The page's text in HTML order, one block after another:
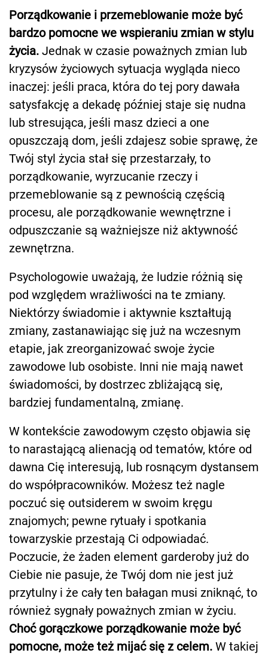
Porządkowanie i przemeblowanie może być
bardzo pomocne we wspieraniu zmian w stylu
życia. Jednak w czasie poważnych zmian lub
kryzysów życiowych sytuacja wygląda nieco
inaczej: jeśli praca, która do tej pory dawała
satysfakcję a dekadę później staje się nudna
lub stresująca, jeśli masz dzieci a one
opuszczają dom, jeśli zdajesz sobie sprawę, że
Twój styl życia stał się przestarzały, to
porządkowanie, wyrzucanie rzeczy i
przemeblowanie są z pewnością częścią
procesu, ale porządkowanie wewnętrzne i
odpuszczanie są ważniejsze niż aktywność
zewnętrzna.
Psychologowie uważają, że ludzie różnią się
pod względem wrażliwości na te zmiany.
Niektórzy świadomie i aktywnie kształtują
zmiany, zastanawiając się już na wczesnym
etapie, jak zreorganizować swoje życie
zawodowe lub osobiste. Inni nie mają nawet
świadomości, by dostrzec zbliżającą się,
bardziej fundamentalną, zmianę.
W kontekście zawodowym często objawia się
to narastającą alienacją od tematów, które od
dawna Cię interesują, lub rosnącym dystansem
do współpracowników. Możesz też nagle
poczuć się outsiderem w swoim kręgu
znajomych; pewne rytuały i spotkania
towarzyskie przestają Ci odpowiadać.
Poczucie, że żaden element garderoby już do
Ciebie nie pasuje, że Twój dom nie jest już
przytulny i że cały ten bałagan musi zniknąć, to
również sygnały poważnych zmian w życiu.
Choć gorączkowe porządkowanie może być
pomocne, może też mijać się z celem. W takiej